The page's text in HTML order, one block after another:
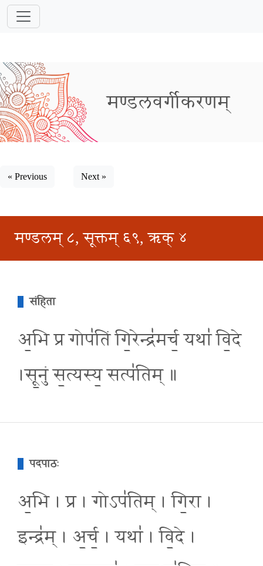
मण्डलवर्गीकरणम्
« Previous Next »
मण्डलम् ८, सूक्तम् ६९, ऋक् ४
संहिता
अ॒भि प्र गोप॑तिं गि॒रेन्द्र॑मर्च॒ यथा॑ वि॒दे
।सू॒नुं स॒त्यस्य॒ सत्प॑तिम् ॥
पदपाठः
अ॒भि । प्र । गोऽप॑तिम् । गि॒रा ।
इन्द्र॑म् । अ॒र्च॒ । यथा॑ । वि॒दे ।